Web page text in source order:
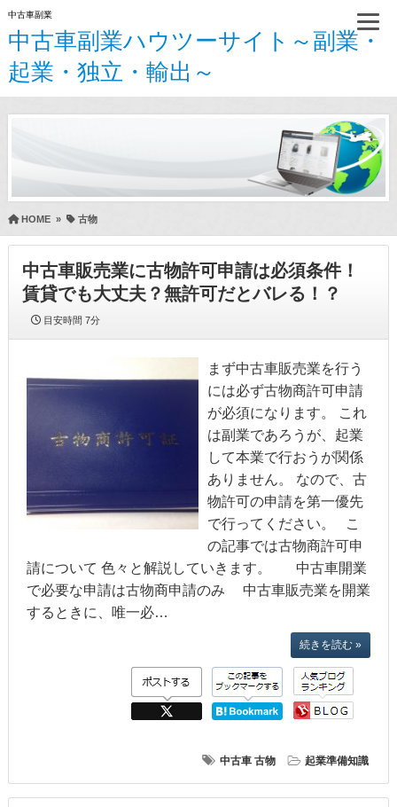
中古車副業
中古車副業ハウツーサイト～副業・
起業・独立・輸出～
HOME» 古物
中古車販売業に古物許可申請は必須条件！
賃貸でも大丈夫？無許可だとバレる！？
目安時間7分
まず中古車販売業を行う
には必ず古物商許可申請
が必須になります。 これ
は副業であろうが、起業
して本業で行おうが関係
ありません。 なので、古
物許可の申請を第一優先
で行ってください。 こ
の記事では古物商許可申
請について 色々と解説していきます。 中古車開業
で必要な申請は古物商申請のみ 中古車販売業を開業
するときに、唯一必…
続きを読む »
中古車 古物 起業準備知識